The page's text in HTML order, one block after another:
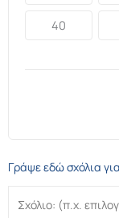
40
Γράψε εδώ σχόλια